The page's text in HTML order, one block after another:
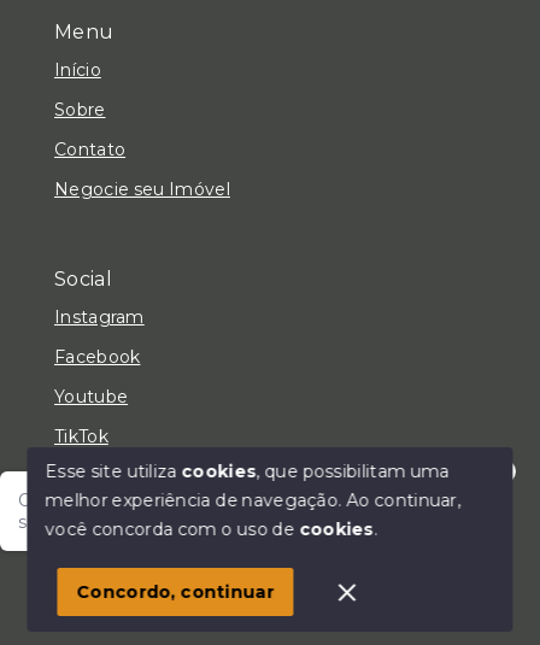
Menu
Início
Sobre
Contato
Negocie seu Imóvel
Social
Instagram
Facebook
Youtube
TikTok
© Copyright 2026 - LC Negócios Imobiliários - Todos
SITE PARA IMOBILIARIA
Olá! Fale com um de nossos corretores e encontre
seu lar!
Esse site utiliza cookies, que possibilitam uma
melhor experiência de navegação.Ao continuar,
você concorda com o uso de cookies.
Concordo, continuar